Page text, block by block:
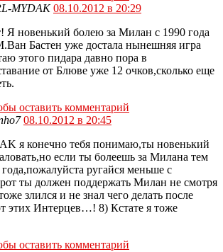
MYDAK 08.10.2012 в 20:29
Я новенький болею за Милан с 1990 года
Бастен уже достала нынешняя игра
этого пидара давно пора в
от Блюве уже 12 очков,сколько еще
оставить комментарий
08.10.2012 в 20:45
я конечно тебя понимаю,ты новенький
если ты болеешь за Милана тем
года,пожалуйста ругайся меньше с
ты должен поддержать Милан не смотря
злился и не знал чего делать после
этих Интерцев…! 8) Кстате я тоже
оставить комментарий